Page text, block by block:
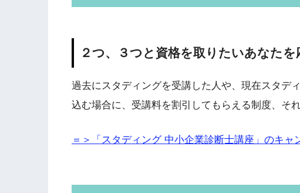
２つ、３つと資格を取りたいあなたを
過去にスタディングを受講した人や、現在スタデ
込む場合に、受講料を割引してもらえる制度、そ
＝＞「スタディング 中小企業診断士講座」のキャ